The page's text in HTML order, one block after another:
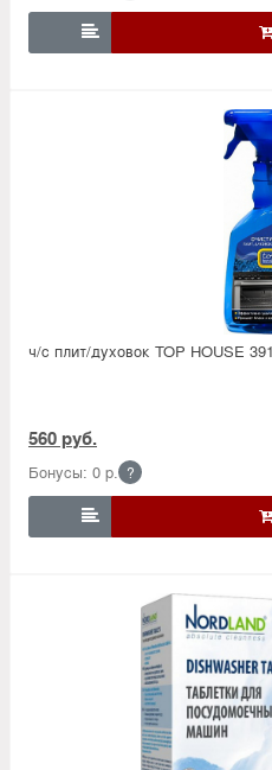

ч/с плит/духовок TOP HOUSE
560 руб.
Бонусы: 0 р. ?
